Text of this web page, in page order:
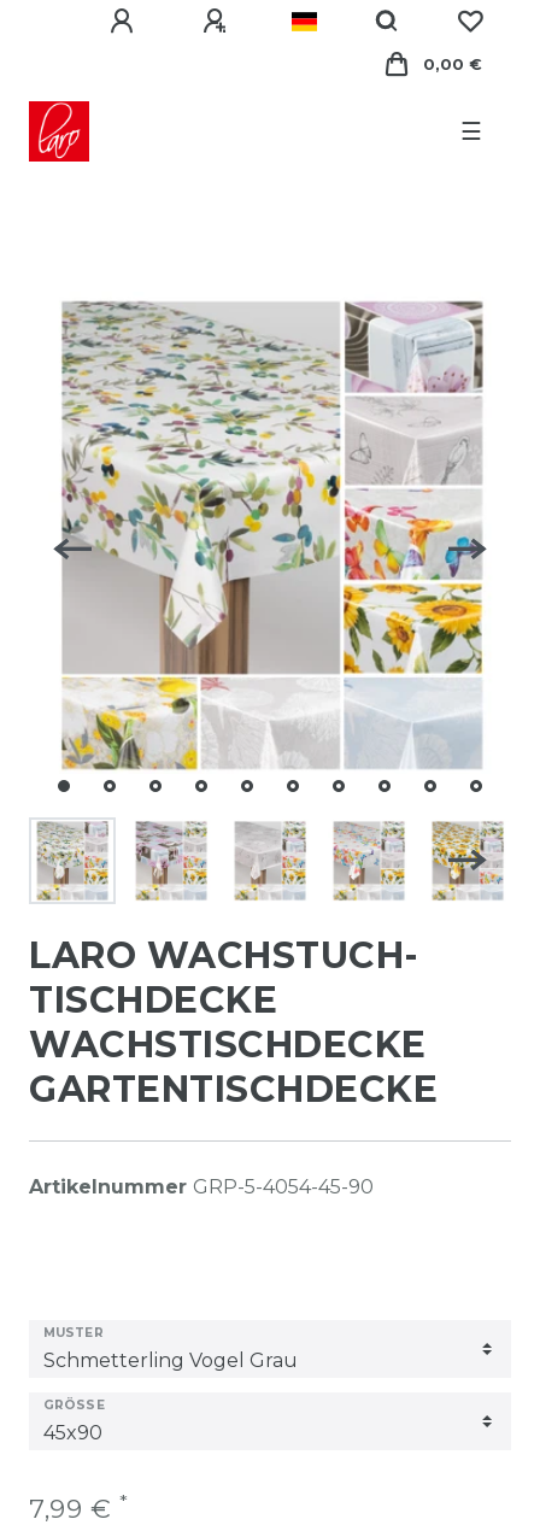
0,00 €
☰
LARO WACHSTUCH-
TISCHDECKE
WACHSTISCHDECKE
GARTENTISCHDECKE
Artikelnummer GRP-5-4054-45-90
MUSTER
GRÖSSE
7,99 € *